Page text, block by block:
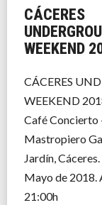
HISTORIAS
CÁCERES
WEEKEND
CÁCERES
WEEKEND
Café Concierto
Mastropiero
Jardín,
Mayo de 2018.
21:00h